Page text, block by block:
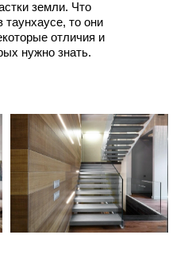
земли. Что
таунхаусе, то они
отличия и
нужно знать.